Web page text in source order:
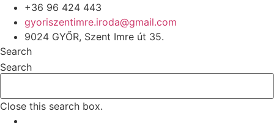
+36 96 424 443
gyoriszentimre.iroda@gmail.com
9024 GYŐR, Szent Imre út 35.
Search
Search
Close this search box.